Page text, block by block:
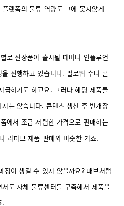
랫폼의 물류 역량도 그에 못지않게
로 신상품이 출시될 때마다 인플루언
진행하고 있습니다. 팔로워 수나 콘
급하기도 하고요. 그러나 해당 제품들
는 않습니다. 콘텐츠 생산 후 번개장
에서 조금 저렴한 가격으로 판매하는
리퍼브 제품 판매와 비슷한 거죠.
정이 생길 수 있지 않을까요? 패브처럼
도 자체 물류센터를 구축해서 제품을
.